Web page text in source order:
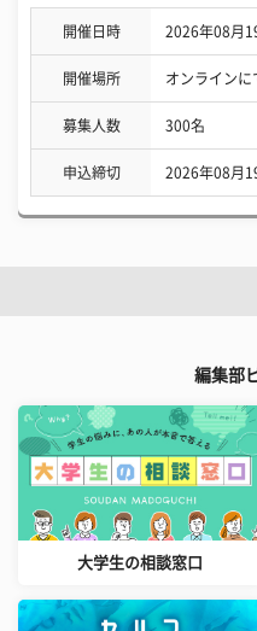
開催日時 2026年08月
開催場所 オンラインに
募集人数 300名
申込締切 2026年08月
編集部
大学生の相談窓口